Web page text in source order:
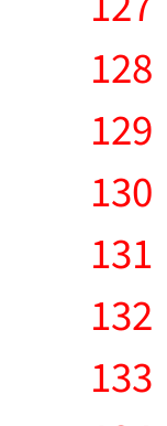
128
129
130
131
132
133